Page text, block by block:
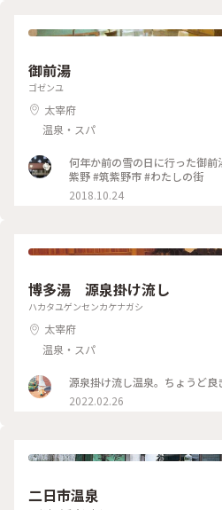
ました。 また、その場で手打ち
て、いつも全部制覇することが出
リフレクソロジーでまったりと
した。
御前湯
ゴゼンユ
太宰府
温泉・スパ
何年か前の雪の日に行った御
紫野 #筑紫野市 #わたしの街
2018.10.24
博多湯 源泉掛け流し
ハカタユゲンセンカケナガシ
太宰府
温泉・スパ
源泉掛け流し温泉。ちょうど良
2022.02.26
二日市温泉